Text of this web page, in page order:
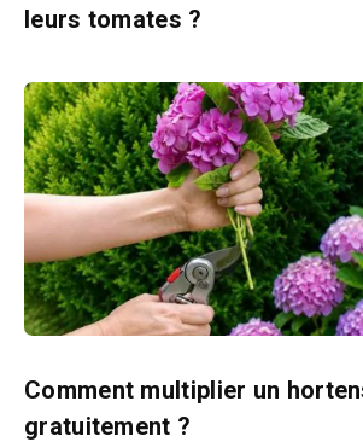
leurs tomates ?
Comment multiplier un
gratuitement ?